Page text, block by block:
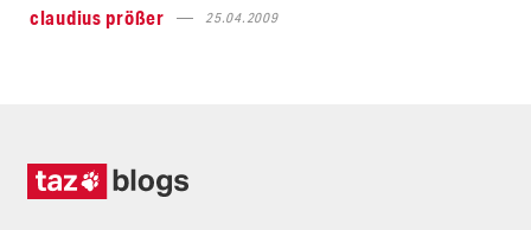
claudius prößer
25.04.2009